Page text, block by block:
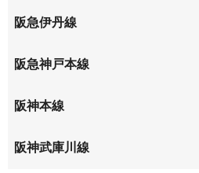
北竹谷町
元浜町
甲子園口
阪急伊丹線
塚口
阪急神戸本線
塚口
阪神本線
出屋敷
阪神武庫川線